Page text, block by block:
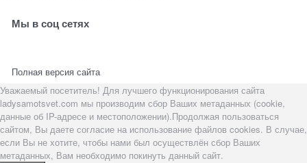
Мы в соц сетях
Полная версия сайта
Уважаемый посетитель! Для лучшего функционирования сайта
ladysamotsvet.com мы производим сбор Ваших метаданных (cookie,
данные об IP-адресе и местоположении).Продолжая пользоваться
сайтом, Вы даете согласие на использование файлов cookies. В случае,
если Вы не хотите, чтобы нами был осуществлён сбор Ваших
метаданных, Вам необходимо покинуть данный сайт.